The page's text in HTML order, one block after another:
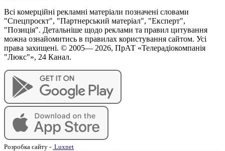
Всі комерційні рекламні матеріали позначені словами
"Спецпроєкт", "Партнерський матеріал", "Експерт",
"Позиція". Детальніше щодо реклами та правил цитування
можна ознайомитись в правилах користування сайтом. Усі
права захищені. © 2005— 2026, ПрАТ «Телерадіокомпанія
"Люкс"», 24 Канал.
Розробка сайту - Luxnet